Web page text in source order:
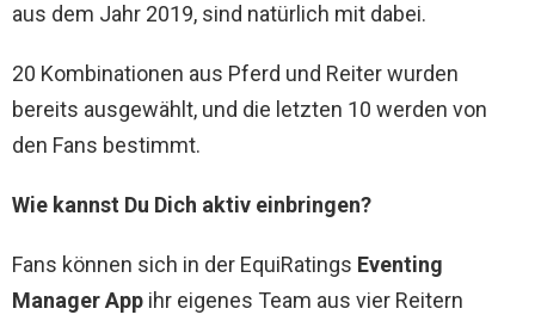
aus dem Jahr 2019, sind natürlich mit dabei.
20 Kombinationen aus Pferd und Reiter wurden
bereits ausgewählt, und die letzten 10 werden von
den Fans bestimmt.
Wie kannst Du Dich aktiv einbringen?
Fans können sich in der EquiRatings Eventing
Manager App ihr eigenes Team aus vier Reitern